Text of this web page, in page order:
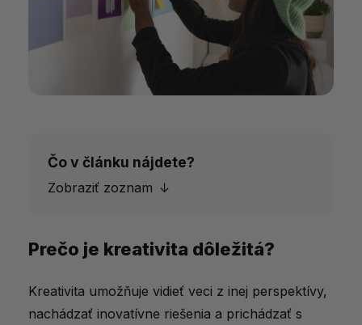
Čo v článku nájdete?
Zobraziť zoznam
Prečo je kreativita dôležitá?
1. Príprava – Nasávanie inšpirácie
Prečo je kreativita dôležitá?
Kreativita umožňuje vidieť veci z inej perspektívy,
nachádzať inovatívne riešenia a prichádzať s